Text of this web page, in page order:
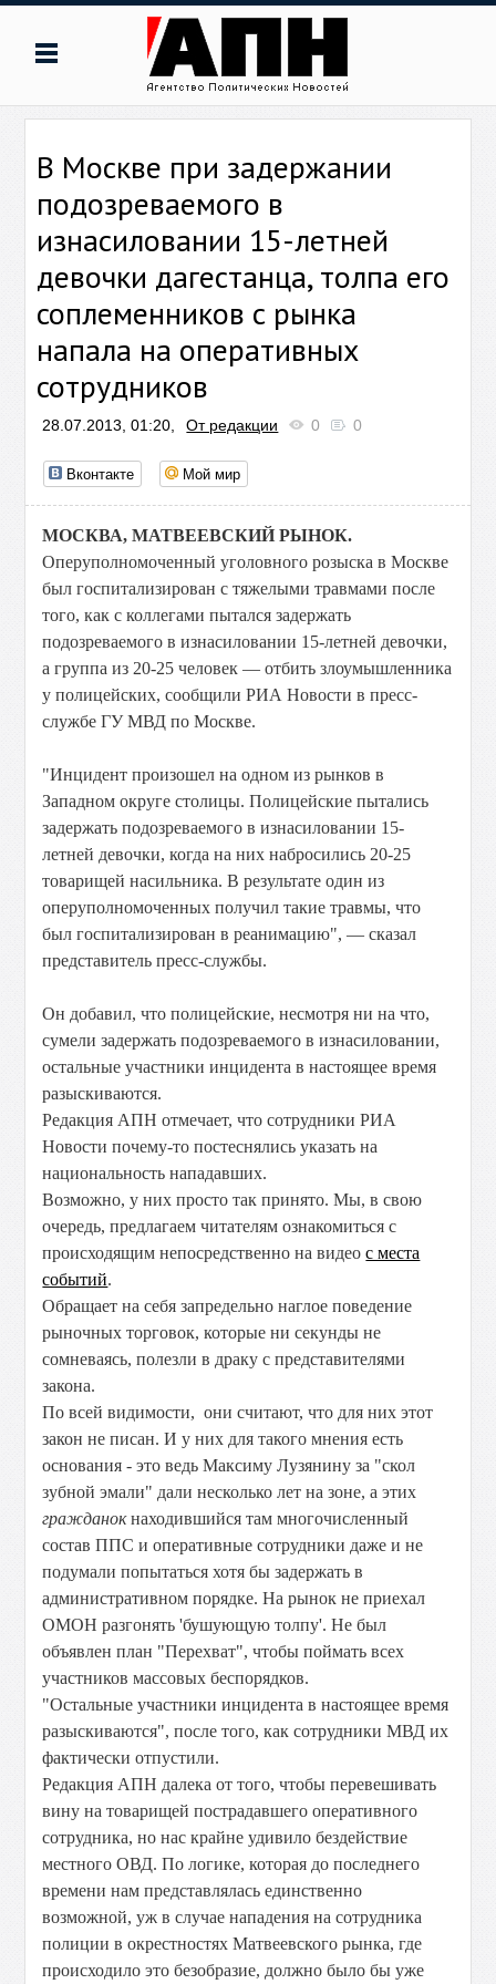
В Москве при задержании
подозреваемого в
изнасиловании 15-летней
девочки дагестанца, толпа его
соплеменников с рынка
напала на оперативных
сотрудников
28.07.2013, 01:20, От редакции 0 0
Вконтакте Мой мир
МОСКВА, МАТВЕЕВСКИЙ РЫНОК.
Оперуполномоченный уголовного розыска в Москве
был госпитализирован с тяжелыми травмами после
того, как с коллегами пытался задержать
подозреваемого в изнасиловании 15-летней девочки,
а группа из 20-25 человек — отбить злоумышленника
у полицейских, сообщили РИА Новости в пресс-
службе ГУ МВД по Москве.
"Инцидент произошел на одном из рынков в
Западном округе столицы. Полицейские пытались
задержать подозреваемого в изнасиловании 15-
летней девочки, когда на них набросились 20-25
товарищей насильника. В результате один из
оперуполномоченных получил такие травмы, что
был госпитализирован в реанимацию", — сказал
представитель пресс-службы.
Он добавил, что полицейские, несмотря ни на что,
сумели задержать подозреваемого в изнасиловании,
остальные участники инцидента в настоящее время
разыскиваются.
Редакция АПН отмечает, что сотрудники РИА
Новости почему-то постеснялись указать на
национальность нападавших.
Возможно, у них просто так принято. Мы, в свою
очередь, предлагаем читателям ознакомиться с
происходящим непосредственно на видеос места
событий.
Обращает на себя запредельно наглое поведение
рыночных торговок, которые ни секунды не
сомневаясь, полезли в драку с представителями
закона.
По всей видимости, они считают, что для них этот
закон не писан. И у них для такого мнения есть
основания - это ведь Максиму Лузянину за "скол
зубной эмали" дали несколько лет на зоне, а этих
гражданокнаходившийся там многочисленный
состав ППС и оперативные сотрудники даже и не
подумали попытаться хотя бы задержать в
административном порядке. На рынок не приехал
ОМОН разгонять 'бушующую толпу'. Не был
объявлен план "Перехват", чтобы поймать всех
участников массовых беспорядков.
"Остальные участники инцидента в настоящее время
разыскиваются", после того, как сотрудники МВД их
фактически отпустили.
Редакция АПН далека от того, чтобы перевешивать
вину на товарищей пострадавшего оперативного
сотрудника, но нас крайне удивило бездействие
местного ОВД. По логике, которая до последнего
времени нам представлялась единственно
возможной, уж в случае нападения на сотрудника
полиции в окрестностях Матвеевского рынка, где
происходило это безобразие, должно было бы уже